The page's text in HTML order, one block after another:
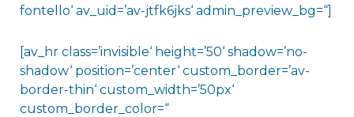
fontello‘ av_uid=’av-jtfk6jks‘ admin_preview_bg=“]
[av_hr class=’invisible‘ height=’50‘ shadow=’no-
shadow‘ position=’center‘ custom_border=’av-
border-thin‘ custom_width=’50px‘
custom_border_color=“